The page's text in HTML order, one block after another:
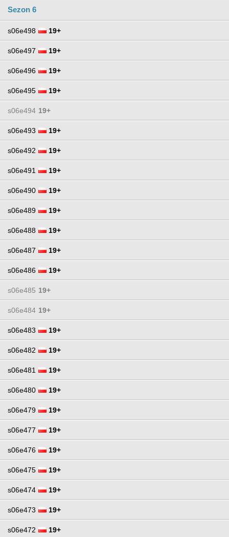
Sezon 6
s06e498 19+
s06e497 19+
s06e496 19+
s06e495 19+
s06e494 19+
s06e493 19+
s06e492 19+
s06e491 19+
s06e490 19+
s06e489 19+
s06e488 19+
s06e487 19+
s06e486 19+
s06e485 19+
s06e484 19+
s06e483 19+
s06e482 19+
s06e481 19+
s06e480 19+
s06e479 19+
s06e477 19+
s06e476 19+
s06e475 19+
s06e474 19+
s06e473 19+
s06e472 19+